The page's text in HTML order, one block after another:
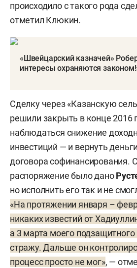
происходило с такого рода
отметил Клюкин.
«Швейцарский казначей»
интересы охраняются
Сделку через «Казанскую
решили закрыть в конце 2016
наблюдаться снижение
инвестиций — и вернуть
договора софинансирования.
распоряжение было дано
но исполнить его так и не
«На протяжении января –
никаких известий от
а 3 марта моего
стражу. Дальше он
процесс просто не мог», —